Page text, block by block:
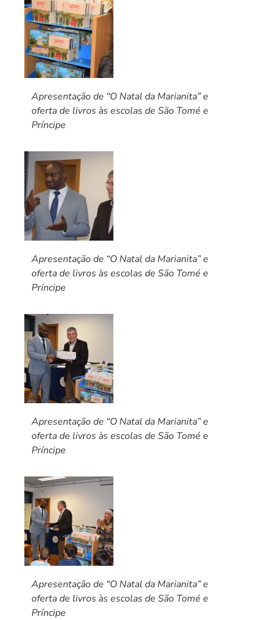
Apresentação de “O Natal da Marianita” e
oferta de livros às escolas de São Tomé e
Príncipe
Apresentação de “O Natal da Marianita” e
oferta de livros às escolas de São Tomé e
Príncipe
Apresentação de “O Natal da Marianita” e
oferta de livros às escolas de São Tomé e
Príncipe
Apresentação de “O Natal da Marianita” e
oferta de livros às escolas de São Tomé e
Príncipe